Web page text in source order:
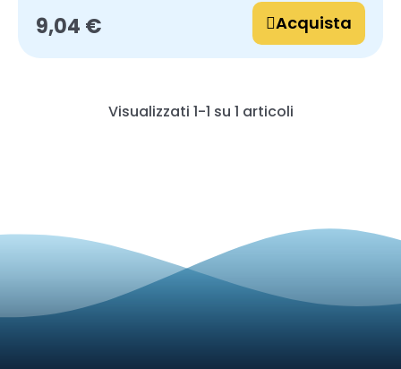
9,04 € Acquista
Visualizzati 1-1 su 1 articoli